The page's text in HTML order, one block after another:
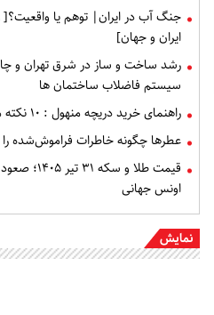
جنگ آب در ایران| توهم یا واقعیت؟[
ایران و جهان]
رشد ساخت و ساز در شرق تهران و
سیستم فاضلاب ساختمان ها
راهنمای خرید دریچه منهول : ۱۰ نکته مهم قبل از سفارش
عطرها چگونه خاطرات فراموش‌شده را
قیمت طلا و سکه
اونس جهانی
نمایش